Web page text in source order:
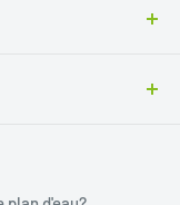
nos
....